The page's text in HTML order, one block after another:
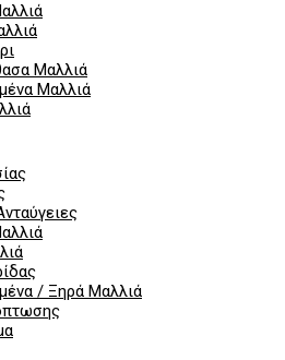
Μαλλιά
Μαλλιά
/ Ξηρά Μαλλιά